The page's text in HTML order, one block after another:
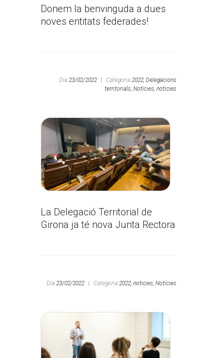
Donem la benvinguda a dues
noves entitats federades!
Dia 23/02/2022 Categoria 2022, Delegacions
territorials, Notícies, noticies
La Delegació Territorial de
Girona ja té nova Junta Rectora
Dia 23/02/2022 Categoria 2022, noticies, Notícies